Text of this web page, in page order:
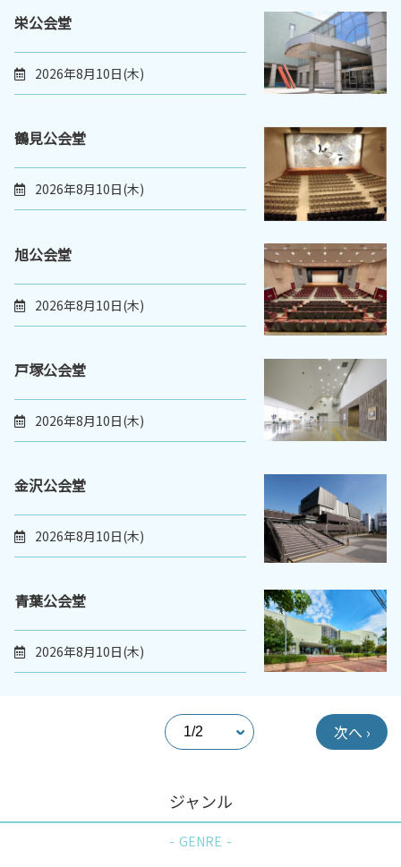
栄公会堂
2026年8月10日(木)
鶴見公会堂
2026年8月10日(木)
旭公会堂
2026年8月10日(木)
戸塚公会堂
2026年8月10日(木)
金沢公会堂
2026年8月10日(木)
青葉公会堂
2026年8月10日(木)
次へ ›
ジャンル
GENRE